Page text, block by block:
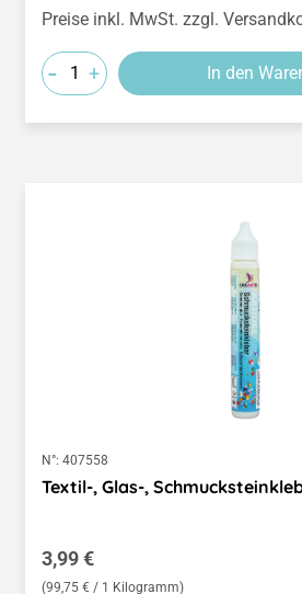
Preise inkl. MwSt. zzgl.
- + In den
N°: 407558
Textil-, Glas-,
Regulärer Preis:
3,99 €
(99,75 € / 1 Kilogramm)